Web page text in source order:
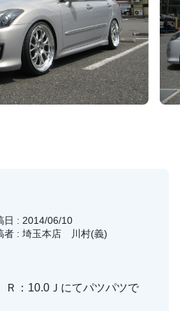
日 : 2014/06/10
者 : 埼玉本店 川村(義)
：10.0Ｊにてパツパツで